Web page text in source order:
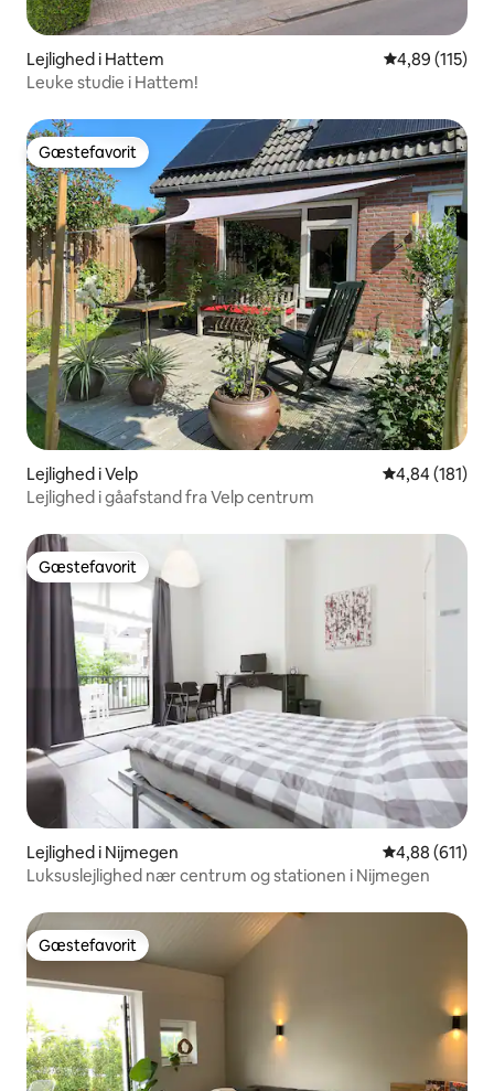
Lejlighed i Hattem 4,89 ud af 5 i
4,89 (115)
Leuke studie i Hattem!
Gæstefavorit
Gæstefavorit
Lejlighed i Velp 4,84 ud af 5 i
4,84 (181)
Lejlighed i gåafstand fra Velp centrum
Gæstefavorit
Gæstefavorit
Lejlighed i Nijmegen 4,88 ud af 5 i
4,88 (611)
Luksuslejlighed nær centrum og stationen i Nijmegen
Gæstefavorit
Gæstefavorit